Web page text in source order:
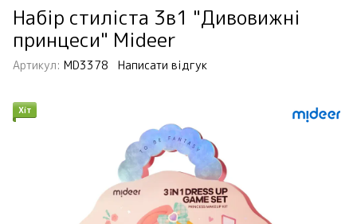
Набір стиліста 3в1 "Дивовижні
принцеси" Mideer
Артикул: MD3378 Написати відгук
Хіт